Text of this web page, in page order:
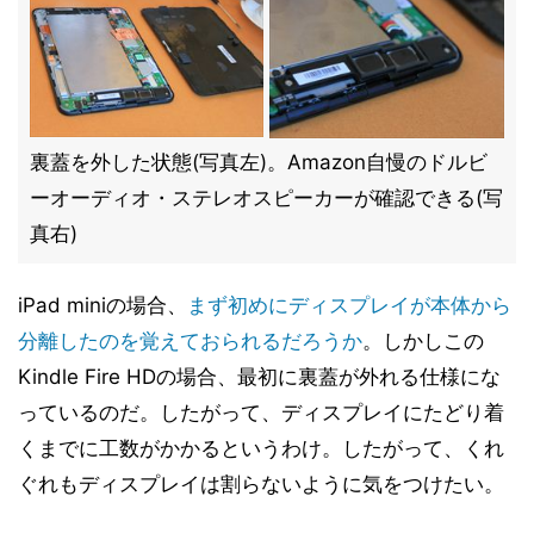
裏蓋を外した状態(写真左)。Amazon自慢のドルビ
ーオーディオ・ステレオスピーカーが確認できる(写
真右)
iPad miniの場合、
まず初めにディスプレイが本体から
分離したのを覚えておられるだろうか。しかしこの
Kindle Fire HDの場合、最初に裏蓋が外れる仕様にな
っているのだ。したがって、ディスプレイにたどり着
くまでに工数がかかるというわけ。したがって、くれ
ぐれもディスプレイは割らないように気をつけたい。